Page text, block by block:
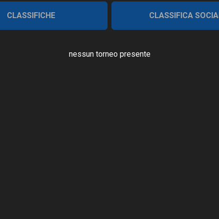
CLASSIFICHE CLASSIFICA
nessun torneo presente